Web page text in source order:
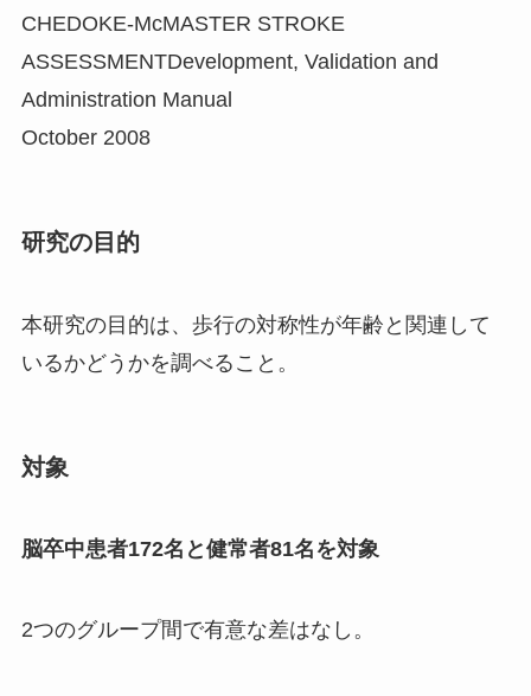
CHEDOKE-McMASTER STROKE
ASSESSMENTDevelopment, Validation and
Administration Manual
October 2008
研究の目的
本研究の目的は、歩行の対称性が年齢と関連して
いるかどうかを調べること。
対象
脳卒中患者172名と健常者81名を対象
2つのグループ間で有意な差はなし。